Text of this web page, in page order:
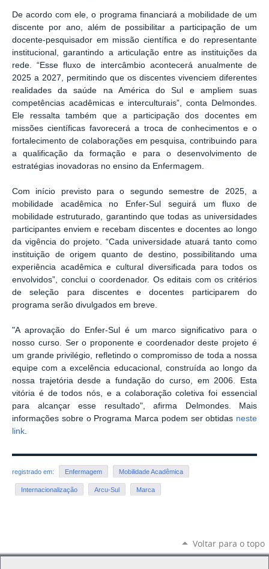
De acordo com ele, o programa financiará a mobilidade de um
discente por ano, além de possibilitar a participação de um
docente-pesquisador em missão científica e do representante
institucional, garantindo a articulação entre as instituições da
rede. “Esse fluxo de intercâmbio acontecerá anualmente de
2025 a 2027, permitindo que os discentes vivenciem diferentes
realidades da saúde na América do Sul e ampliem suas
competências acadêmicas e interculturais”, conta Delmondes.
Ele ressalta também que a participação dos docentes em
missões científicas favorecerá a troca de conhecimentos e o
fortalecimento de colaborações em pesquisa, contribuindo para
a qualificação da formação e para o desenvolvimento de
estratégias inovadoras no ensino da Enfermagem.
Com início previsto para o segundo semestre de 2025, a
mobilidade acadêmica no Enfer-Sul seguirá um fluxo de
mobilidade estruturado, garantindo que todas as universidades
participantes enviem e recebam discentes e docentes ao longo
da vigência do projeto. “Cada universidade atuará tanto como
instituição de origem quanto de destino, possibilitando uma
experiência acadêmica e cultural diversificada para todos os
envolvidos”, conclui o coordenador. Os editais com os critérios
de seleção para discentes e docentes participarem do
programa serão divulgados em breve.
"A aprovação do Enfer-Sul é um marco significativo para o
nosso curso. Ser o proponente e coordenador deste projeto é
um grande privilégio, refletindo o compromisso de toda a nossa
equipe com a excelência educacional, construída ao longo da
nossa trajetória desde a fundação do curso, em 2006. Esta
vitória é de todos nós, e a colaboração coletiva foi essencial
para alcançar esse resultado", afirma Delmondes. Mais
informações sobre o Programa Marca podem ser obtidas neste
link
registrado em: Enfermagem Mobilidade Acadêmica
Internacionalização Arcu-Sul Marca
Voltar para o topo